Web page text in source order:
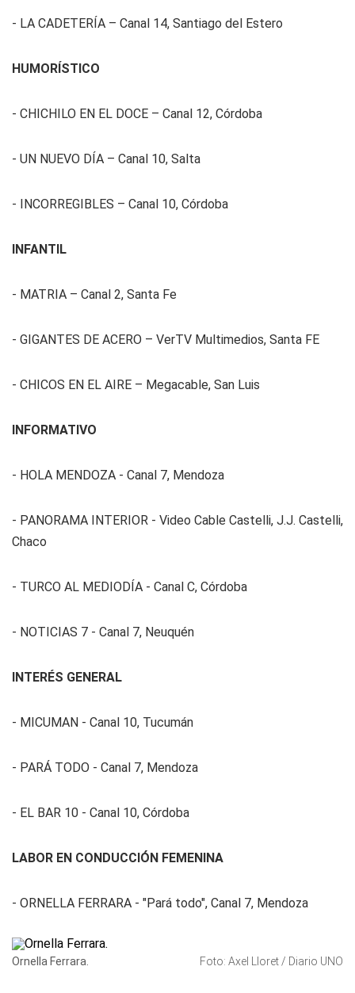
- LA CADETERÍA – Canal 14, Santiago del Estero
HUMORÍSTICO
- CHICHILO EN EL DOCE – Canal 12, Córdoba
- UN NUEVO DÍA – Canal 10, Salta
- INCORREGIBLES – Canal 10, Córdoba
INFANTIL
- MATRIA – Canal 2, Santa Fe
- GIGANTES DE ACERO – VerTV Multimedios, Santa FE
- CHICOS EN EL AIRE – Megacable, San Luis
INFORMATIVO
- HOLA MENDOZA - Canal 7, Mendoza
- PANORAMA INTERIOR - Video Cable Castelli, J.J. Castelli,
Chaco
- TURCO AL MEDIODÍA - Canal C, Córdoba
- NOTICIAS 7 - Canal 7, Neuquén
INTERÉS GENERAL
- MICUMAN - Canal 10, Tucumán
- PARÁ TODO - Canal 7, Mendoza
- EL BAR 10 - Canal 10, Córdoba
LABOR EN CONDUCCIÓN FEMENINA
- ORNELLA FERRARA - "Pará todo", Canal 7, Mendoza
Ornella Ferrara. Foto: Axel Lloret / Diario UNO